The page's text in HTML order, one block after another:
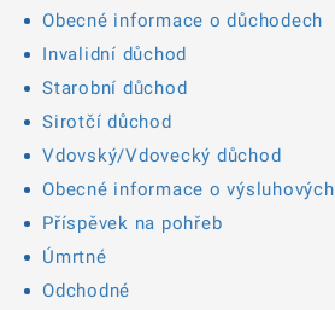
Obecné informace o důchodech
Invalidní důchod
Starobní důchod
Sirotčí důchod
Vdovský/Vdovecký důchod
Obecné informace o
Příspěvek na pohřeb
Úmrtné
Odchodné